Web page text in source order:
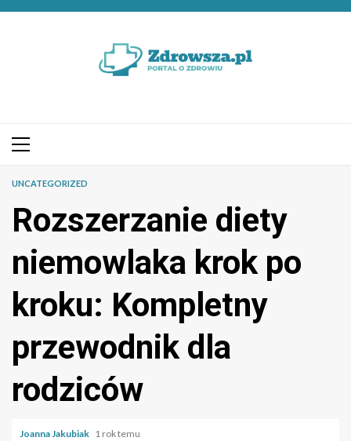
Przejdź
Menu
UNCATEGORIZED
Rozszerzanie diety
niemowlaka krok po
kroku: Kompletny
przewodnik dla
rodziców
Joanna Jakubiak 1 rok temu